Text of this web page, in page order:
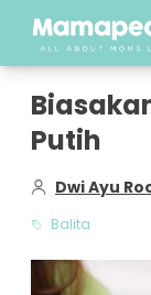
Putih
Dwi Ayu
Balita